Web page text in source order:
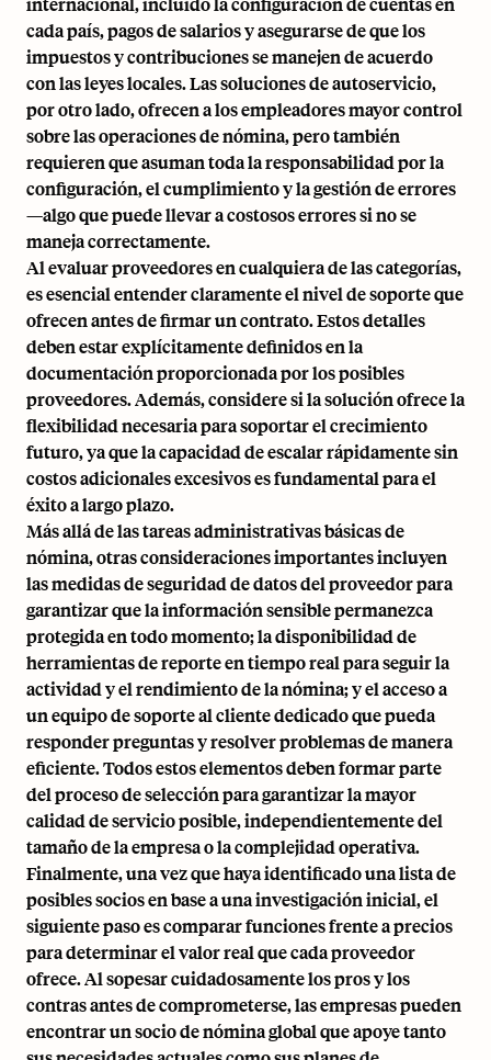
cada país, pagos de salarios y asegurarse de que los
impuestos y contribuciones se manejen de acuerdo
con las leyes locales. Las soluciones de autoservicio,
por otro lado, ofrecen a los empleadores mayor control
sobre las operaciones de nómina, pero también
requieren que asuman toda la responsabilidad por la
configuración, el cumplimiento y la gestión de errores
—algo que puede llevar a costosos errores si no se
maneja correctamente.
Al evaluar proveedores en cualquiera de las categorías,
es esencial entender claramente el nivel de soporte que
ofrecen antes de firmar un contrato. Estos detalles
deben estar explícitamente definidos en la
documentación proporcionada por los posibles
proveedores. Además, considere si la solución ofrece la
flexibilidad necesaria para soportar el crecimiento
futuro, ya que la capacidad de escalar rápidamente sin
costos adicionales excesivos es fundamental para el
éxito a largo plazo.
Más allá de las tareas administrativas básicas de
nómina, otras consideraciones importantes incluyen
las medidas de seguridad de datos del proveedor para
garantizar que la información sensible permanezca
protegida en todo momento; la disponibilidad de
herramientas de reporte en tiempo real para seguir la
actividad y el rendimiento de la nómina; y el acceso a
un equipo de soporte al cliente dedicado que pueda
responder preguntas y resolver problemas de manera
eficiente. Todos estos elementos deben formar parte
del proceso de selección para garantizar la mayor
calidad de servicio posible, independientemente del
tamaño de la empresa o la complejidad operativa.
Finalmente, una vez que haya identificado una lista de
posibles socios en base a una investigación inicial, el
siguiente paso es comparar funciones frente a precios
para determinar el valor real que cada proveedor
ofrece. Al sopesar cuidadosamente los pros y los
contras antes de comprometerse, las empresas pueden
encontrar un socio de nómina global que apoye tanto